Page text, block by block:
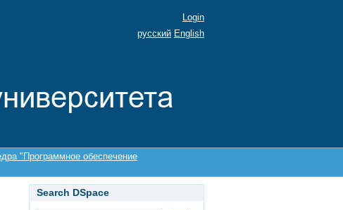
Login
русский English
"Программное обеспечение
Search DSpace